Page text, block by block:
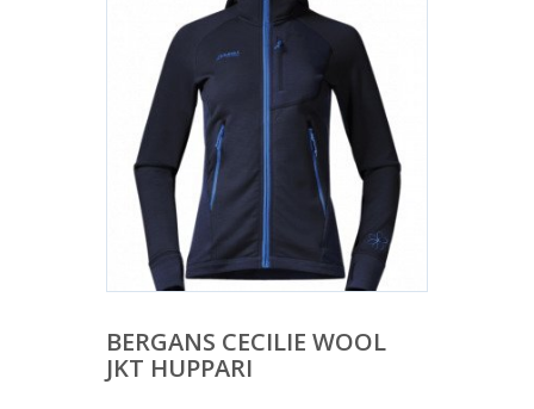
BERGANS CECILIE WOOL
JKT HUPPARI